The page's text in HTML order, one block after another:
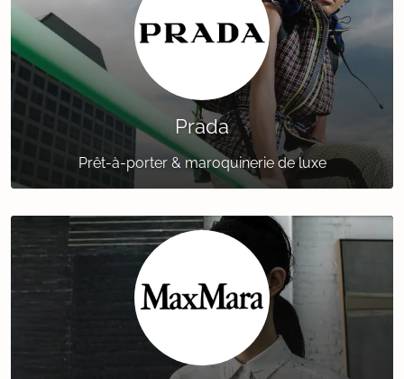
Prada
Prêt-à-porter & maroquinerie de luxe